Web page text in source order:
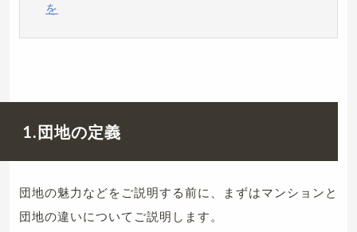
を
1.団地の定義
団地の魅力などをご説明する前に、まずはマンションと
団地の違いについてご説明します。